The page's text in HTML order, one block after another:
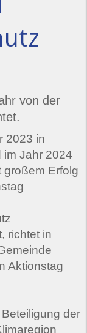
von der
2023 in
im Jahr 2024
großem Erfolg
richtet in
Aktionstag
der